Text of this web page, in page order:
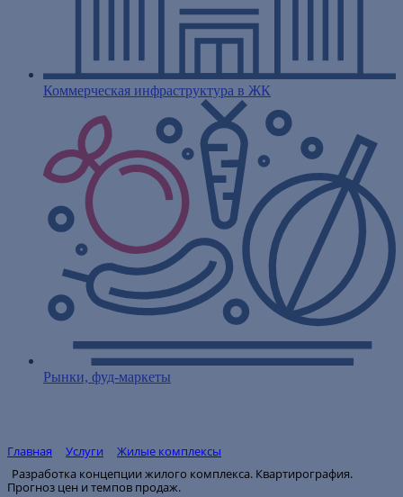
Коммерческая инфраструктура в ЖК
Рынки, фуд-маркеты
Главная Услуги
Жилые комплексы
Разработка концепции жилого комплекса. Квартирография.
Прогноз цен и темпов продаж.